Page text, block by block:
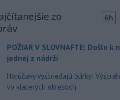
zo
6h
POŽIAR V SLOVNAFTE: Došlo k
jednej z nádrží
Horúčavy vystriedajú búrky:
vo viacerých okresoch